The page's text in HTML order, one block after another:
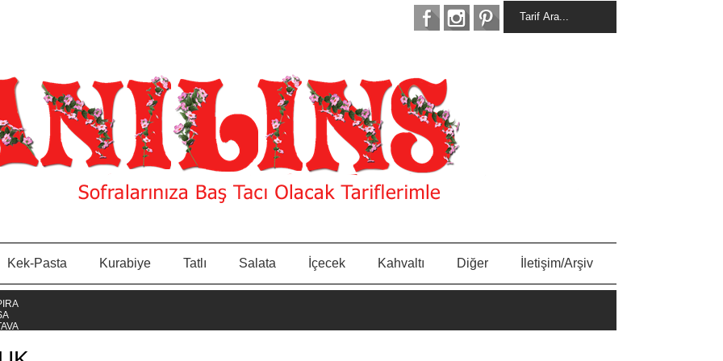
Kek-Pasta Kurabiye Tatlı Salata İçecek Kahvaltı Diğer İletişim/Arşiv